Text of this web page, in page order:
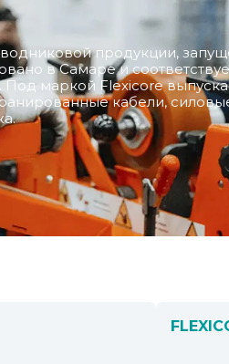
продукции,
в Самаре и
Под маркой Flexicore
кабели,